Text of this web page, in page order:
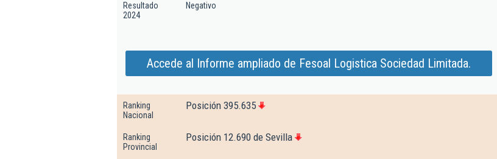
Resultado
2024
Negativo
Accede al Informe ampliado de Fesoal Logistica Sociedad Limitada.
Ranking
Nacional
Posición 395.635
Ranking
Provincial
Posición 12.690 de Sevilla